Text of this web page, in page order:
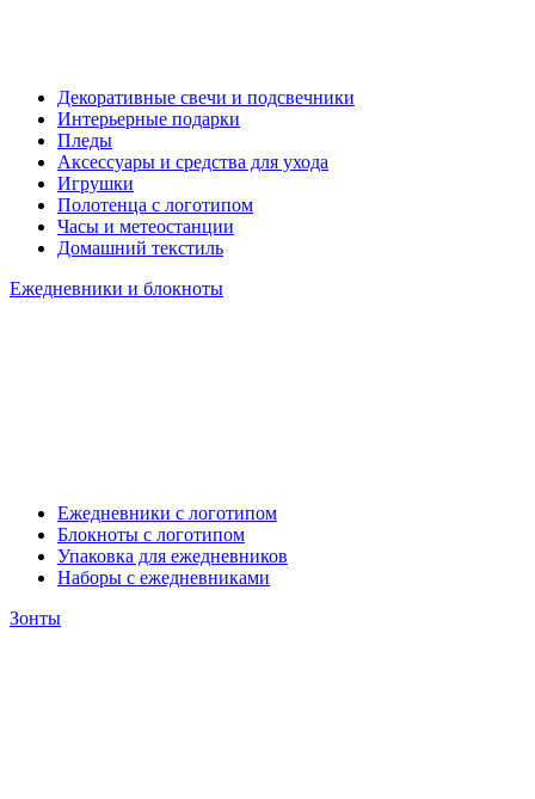
Декоративные свечи и подсвечники
Интерьерные подарки
Пледы
Аксессуары и средства для ухода
Игрушки
Полотенца с логотипом
Часы и метеостанции
Домашний текстиль
Ежедневники и блокноты
Ежедневники с логотипом
Блокноты с логотипом
Упаковка для ежедневников
Наборы с ежедневниками
Зонты